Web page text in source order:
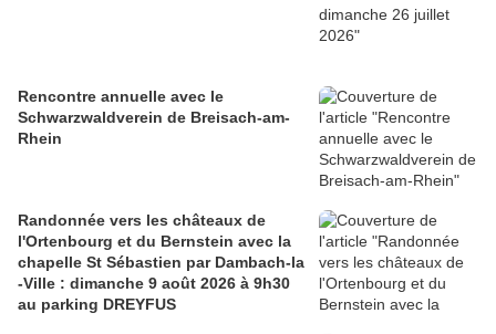
Rencontre annuelle avec le
Schwarzwaldverein de Breisach-am-
Rhein
Randonnée vers les châteaux de
l'Ortenbourg et du Bernstein avec la
chapelle St Sébastien par Dambach-la
-Ville : dimanche 9 août 2026 à 9h30
au parking DREYFUS